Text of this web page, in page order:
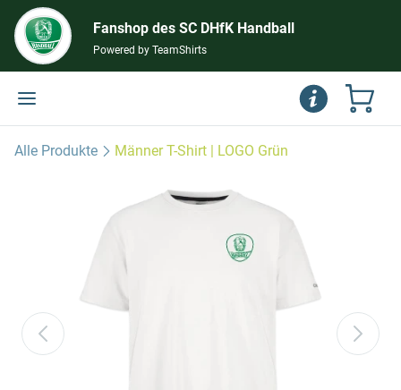
Fanshop des SC DHfK Handball
Powered by TeamShirts
Alle Produkte Männer T-Shirt | LOGO Grün